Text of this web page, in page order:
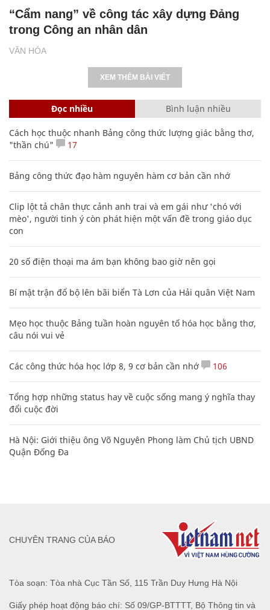
VĂN HÓA
“Cẩm nang” về công tác xây dựng Đảng
trong Công an nhân dân
XEM THÊM BÀI VIẾT
Đọc nhiều Bình luận nhiều
Cách học thuộc nhanh Bảng công thức lượng giác bằng thơ,
"thần chú"
17
Bảng công thức đạo hàm nguyên hàm cơ bản cần nhớ
Clip lột tả chân thực cảnh anh trai và em gái như 'chó với
mèo', người tinh ý còn phát hiện một vấn đề trong giáo dục
con
20 số điện thoại ma ám bạn không bao giờ nên gọi
Bí mật trận đổ bộ lên bãi biển Tà Lơn của Hải quân Việt Nam
Mẹo học thuộc Bảng tuần hoàn nguyên tố hóa học bằng thơ,
câu nói vui vẻ
Các công thức hóa học lớp 8, 9 cơ bản cần nhớ 106
Tổng hợp những status hay về cuộc sống mang ý nghĩa thay
đổi cuộc đời
Hà Nội: Giới thiệu ông Võ Nguyên Phong làm Chủ tịch UBND
Quận Đống Đa
Tòa soạn: Tòa nhà Cục Tần Số, 115 Trần Duy Hưng Hà Nội
Giấy phép hoạt động báo chí: Số 09/GP-BTTTT, Bộ Thông tin và
CHUYÊN TRANG CỦA BÁO